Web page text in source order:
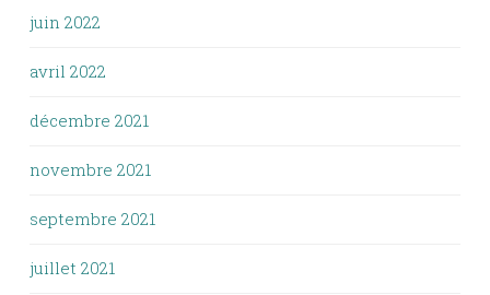
juin 2022
avril 2022
décembre 2021
novembre 2021
septembre 2021
juillet 2021